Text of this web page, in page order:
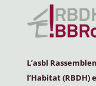
L’asbl
l’Habitat (RBDH)